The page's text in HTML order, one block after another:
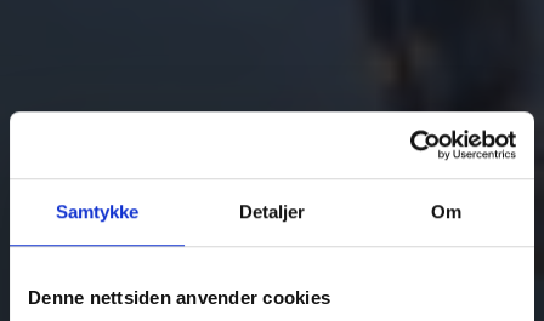
Samtykke Detaljer Om
Denne nettsiden anvender cookies